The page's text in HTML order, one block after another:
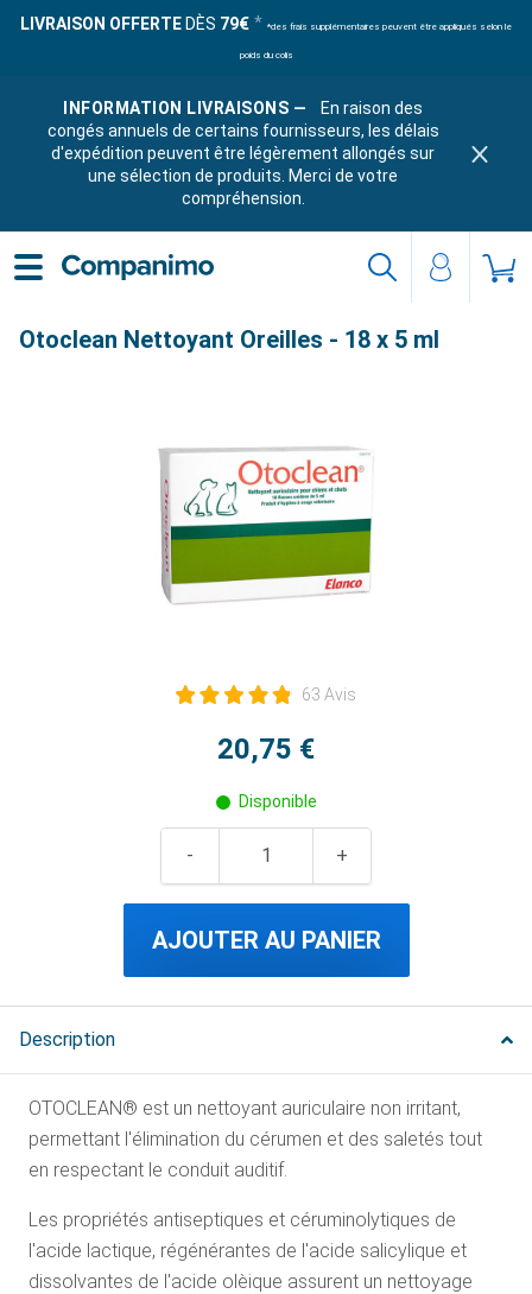
LIVRAISON OFFERTE DÈS 79€ *des frais supplémentaires peuvent être appliqués selon le
poids du colis
INFORMATION LIVRAISONS —
En raison des
congés annuels de certains fournisseurs, les délais
d'expédition peuvent être légèrement allongés sur
une sélection de produits. Merci de votre
compréhension.
Otoclean Nettoyant Oreilles - 18 x 5 ml
63 Avis
20,75 €
Disponible
AJOUTER AU PANIER
Description
OTOCLEAN® est un nettoyant auriculaire non irritant,
permettant l'élimination du cérumen et des saletés tout
en respectant le conduit auditif.
Les propriétés antiseptiques et céruminolytiques de
l'acide lactique, régénérantes de l'acide salicylique et
dissolvantes de l'acide olèique assurent un nettoyage